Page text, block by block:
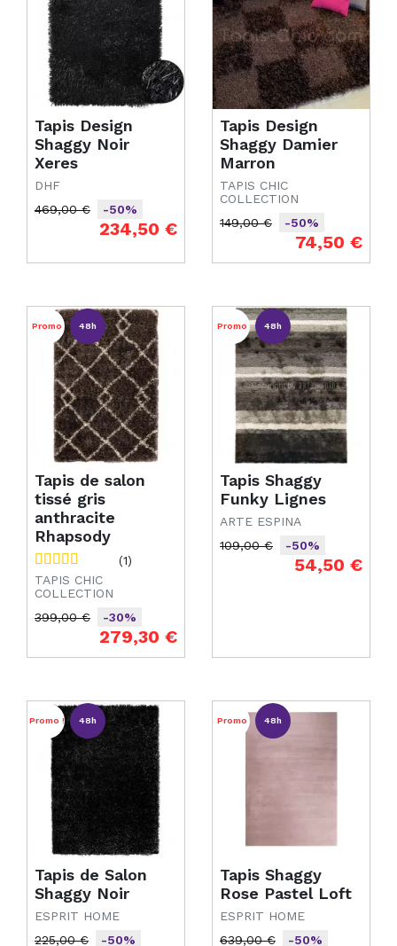
Tapis Design
Shaggy Noir
Xeres
DHF
Prix de base
469,00 €
-50%
234,50 €
Tapis Design
Shaggy Damier
Marron
TAPIS CHIC
COLLECTION
149,00 €
-50%
74,50 €
Tapis de salon
tissé gris
anthracite
Rhapsody
(1)
TAPIS CHIC
COLLECTION
Prix de base
399,00 €
-30%
279,30 €
Promo 48h
Tapis Shaggy
Funky Lignes
ARTE ESPINA
109,00 €
-50%
54,50 €
Promo 48h
Tapis de Salon
Shaggy Noir
ESPRIT HOME
225,00 €
-50%
Promo ! 48h
Tapis Shaggy
Rose Pastel Loft
ESPRIT HOME
639,00 €
-50%
Promo 48h